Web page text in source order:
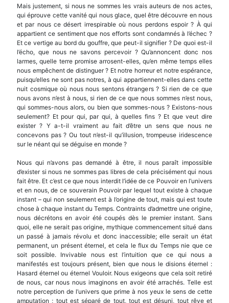
Mais justement, si nous ne sommes les vrais auteurs de nos actes,
qui éprouve cette vanité qui nous glace, quel être découvre en nous
et par nous ce désert irrespirable où nous perdons espoir ? À qui
appartient ce sentiment que nos efforts sont con­damnés à l’échec ?
Et ce vertige au bord du gouffre, que peut-il signifier ? De quoi est-il
l’écho, que nous ne savons percevoir ? Qu’annoncent donc nos
larmes, quelle terre promise arrosent-elles, qu’en même temps elles
nous empêchent de distinguer ? Et notre horreur et notre espérance,
puisqu’elles ne sont pas notres, à qui appartiennent-elles dans cette
nuit cos­mique où nous nous sentons étrangers ? Si rien de ce que
nous avons n’est à nous, si rien de ce que nous sommes n’est nous,
qui sommes-nous alors, ou bien que sommes-nous ? Existons-nous
seulement? Et pour qui, par qui, à quelles fins ? Et que veut dire
exister ? Y a-t-il vraiment au fait d’être un sens que nous ne
concevons pas ? Ou tout n’est-il qu’il­lusion, trompeuse iridescence
sur le néant qui se déguise en monde ?
Nous qui n’avons pas demandé à être, il nous paraît impossible
d’exister si nous ne sommes pas libres de cela précisément qui nous
fait être. Et c’est ce que nous interdit l’idée de ce Pouvoir en l’univers
et en nous, de ce souverain Pouvoir par lequel tout existe à chaque
instant – qui non seule­ment est à l’origine de tout, mais qui est toute
chose à chaque instant du Temps. Contraints d’admettre une origine,
nous décrétons en avoir été coupés dès le premier instant. Sans
quoi, elle ne serait pas ori­gine, mythique commencement situé dans
un passé à jamais révolu et donc inaccessible; elle serait un état
permanent, un présent éternel, et cela le flux du Temps nie que ce
soit possible. Invivable nous est l’intuition que ce qui nous a
manifestés est toujours présent, bien que nous le disions éternel :
Hasard éternel ou éternel Vouloir. Nous exigeons que cela soit retiré
de nous, car nous nous imaginons en avoir été arrachés. Telle est
notre perception de l’univers que prime à nos yeux le sens de cette
amputation ; tout est séparé de tout, tout est désuni, tout rêve et